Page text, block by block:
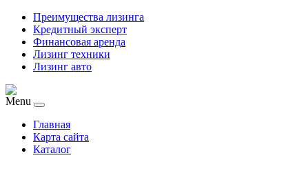
Преимущества лизинга
Кредитный эксперт
Финансовая аренда
Лизинг техники
Лизинг авто
Menu
Главная
Карта сайта
Каталог